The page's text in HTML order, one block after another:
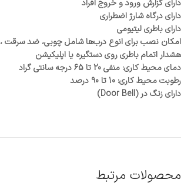
دارای گزارش ورود و خروج افراد
دارای درگاه شارژ اضطراری
دارای باطری لیتیومی
امکان نصب برای انوع درب‌ها شامل چوبی، ضد سرقت ، pvc
هشدار اتمام باطری روی دستگیره یا اپلیکیشن
دمای محیط کاری: منفی 20 تا 65 درجه سانتی گراد
رطوبت محیط کاری: 10 تا 90 درصد
دارای زنگ در (Door Bell)
محصولات مرتبط